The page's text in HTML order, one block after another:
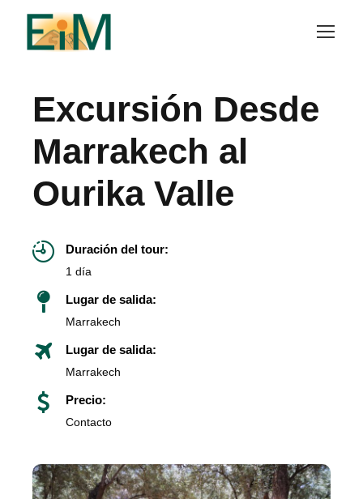
Excursión Desde
Marrakech al
Ourika Valle
Duración del tour:
1 día
Lugar de salida:
Marrakech
Lugar de salida:
Marrakech
Precio:
Contacto